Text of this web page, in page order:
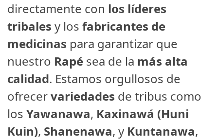
directamente con los líderes
tribales y los fabricantes de
medicinas para garantizar que
nuestro Rapé sea de la más alta
calidad. Estamos orgullosos de
ofrecervariedades de tribus como
los Yawanawa, Kaxinawá (Huni
Kuin), Shanenawa, y Kuntanawa,